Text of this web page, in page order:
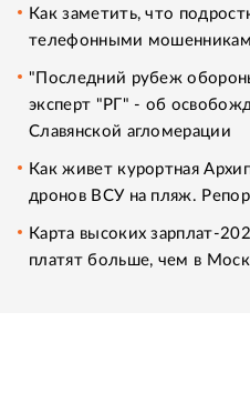
Как заметить, что
телефонными
"Последний рубеж
эксперт "РГ" - об
Славянской агломерации
Как живет курортная
дронов ВСУ на пляж.
Карта высоких зарплат-
платят больше, чем в